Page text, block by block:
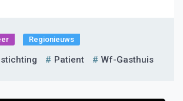
Regionieuws
Patient Wf-Gasthuis